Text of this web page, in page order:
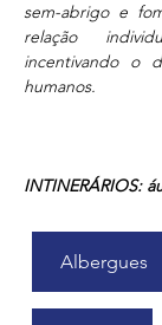
sem-abrigo e
relação
incentivando o
humanos.
INTINERÁRIOS:
Albergues